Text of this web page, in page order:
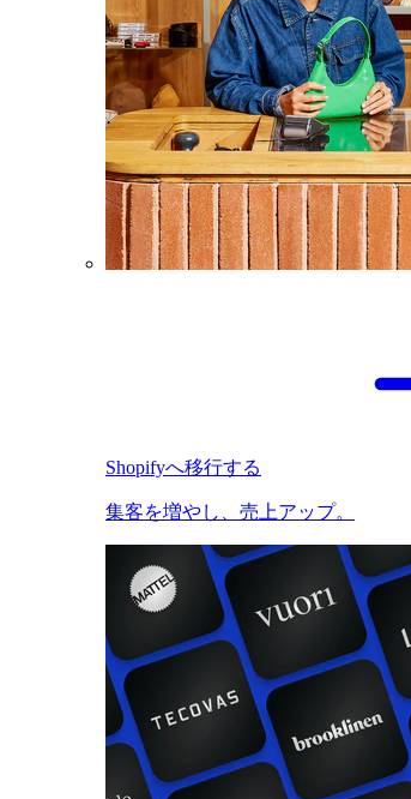
Shopifyへ移行する
集客を増やし、売上アップ。